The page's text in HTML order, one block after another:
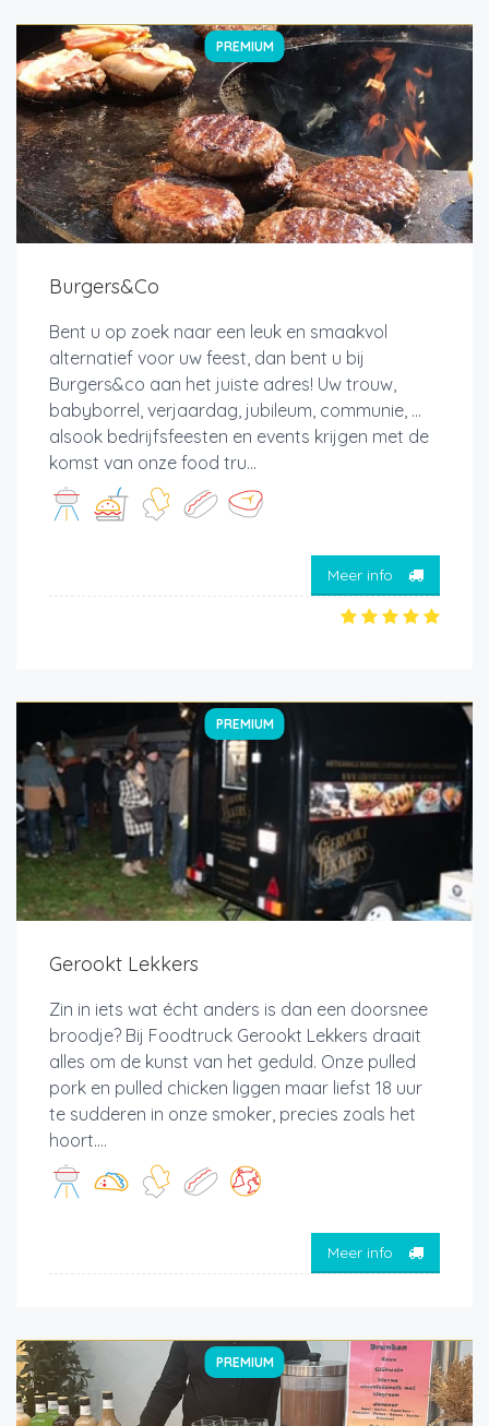
PREMIUM
Burgers&Co
Bent u op zoek naar een leuk en smaakvol
alternatief voor uw feest, dan bent u bij
Burgers&co aan het juiste adres! Uw trouw,
babyborrel, verjaardag, jubileum, communie, ...
alsook bedrijfsfeesten en events krijgen met de
komst van onze food tru...
Meer info
PREMIUM
Gerookt Lekkers
Zin in iets wat écht anders is dan een doorsnee
broodje? Bij Foodtruck Gerookt Lekkers draait
alles om de kunst van het geduld. Onze pulled
pork en pulled chicken liggen maar liefst 18 uur
te sudderen in onze smoker, precies zoals het
hoort....
Meer info
PREMIUM